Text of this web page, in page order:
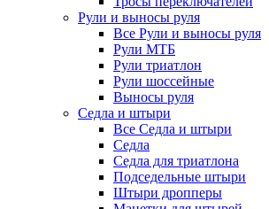
Рули и выносы руля
Все Рули и выносы руля
Рули МТБ
Рули триатлон
Рули шоссейные
Выносы руля
Седла и штыри
Все Седла и штыри
Седла
Седла для триатлона
Подседельные штыри
Штыри дропперы